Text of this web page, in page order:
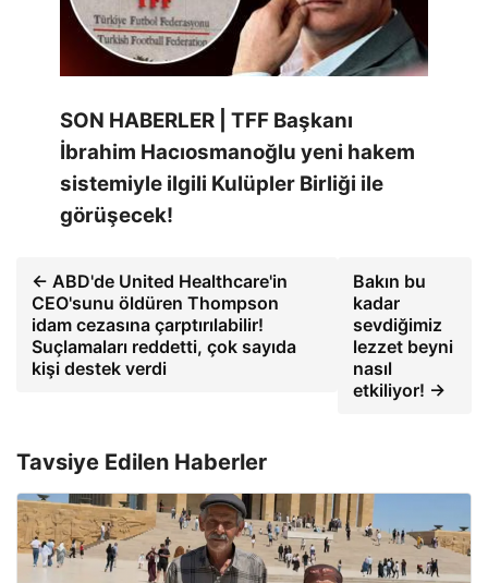
SON HABERLER | TFF Başkanı
İbrahim Hacıosmanoğlu yeni hakem
sistemiyle ilgili Kulüpler Birliği ile
görüşecek!
← ABD'de United Healthcare'in
CEO'sunu öldüren Thompson
idam cezasına çarptırılabilir!
Suçlamaları reddetti, çok sayıda
kişi destek verdi
Bakın bu
kadar
sevdiğimiz
lezzet beyni
nasıl
etkiliyor! →
Tavsiye Edilen Haberler